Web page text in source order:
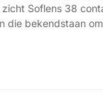
zijn
die bekendstaan
zichtkwaliteit.
gebruik en bieden
die op zoek zijn
zonder onnodige